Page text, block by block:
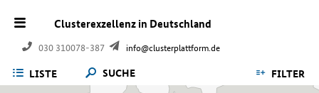
Clusterexzellenz in Deutschland
030 310078-387 info@clusterplattform.de
LISTE SUCHE FILTER